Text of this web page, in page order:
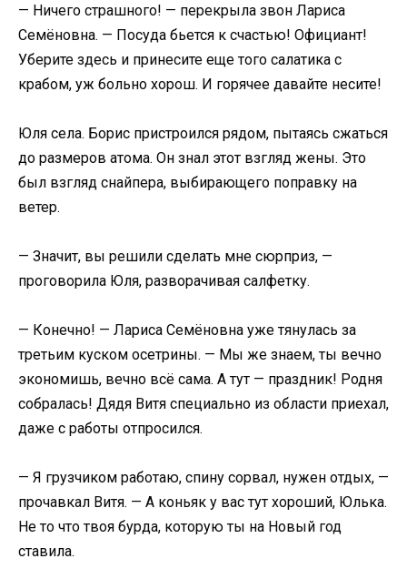
— Ничего страшного! — перекрыла звон Лариса
Семёновна. — Посуда бьется к счастью! Официант!
Уберите здесь и принесите еще того салатика с
крабом, уж больно хорош. И горячее давайте несите!
Юля села. Борис пристроился рядом, пытаясь сжаться
до размеров атома. Он знал этот взгляд жены. Это
был взгляд снайпера, выбирающего поправку на
ветер.
— Значит, вы решили сделать мне сюрприз, —
проговорила Юля, разворачивая салфетку.
— Конечно! — Лариса Семёновна уже тянулась за
третьим куском осетрины. — Мы же знаем, ты вечно
экономишь, вечно всё сама. А тут — праздник! Родня
собралась! Дядя Витя специально из области приехал,
даже с работы отпросился.
— Я грузчиком работаю, спину сорвал, нужен отдых, —
прочавкал Витя. — А коньяк у вас тут хороший, Юлька.
Не то что твоя бурда, которую ты на Новый год
ставила.